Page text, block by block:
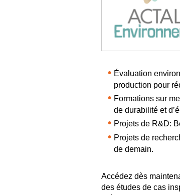
Évaluation
production pour
Formations sur
de durabilité et
Projets de R&D:
Projets de
de demain.
Accédez dès
des études de cas